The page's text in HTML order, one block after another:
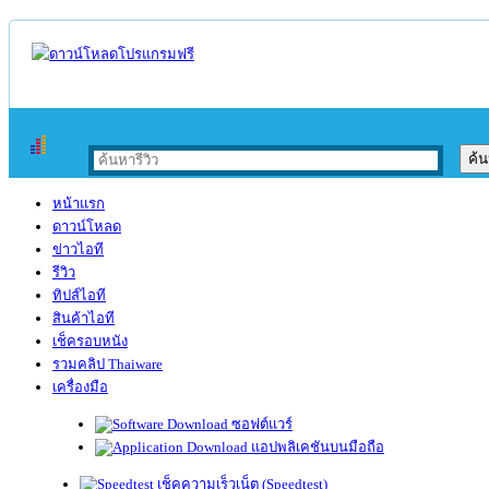
หน้าแรก
ดาวน์โหลด
ข่าวไอที
รีวิว
ทิปส์ไอที
สินค้าไอที
เช็ครอบหนัง
รวมคลิป Thaiware
เครื่องมือ
ซอฟต์แวร์
แอปพลิเคชันบนมือถือ
เช็คความเร็วเน็ต (Speedtest)